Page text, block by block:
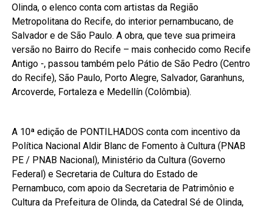
Olinda, o elenco conta com artistas da Região
Metropolitana do Recife, do interior pernambucano, de
Salvador e de São Paulo. A obra, que teve sua primeira
versão no Bairro do Recife – mais conhecido como Recife
Antigo -, passou também pelo Pátio de São Pedro (Centro
do Recife), São Paulo, Porto Alegre, Salvador, Garanhuns,
Arcoverde, Fortaleza e Medellín (Colômbia).
A 10ª edição de PONTILHADOS conta com incentivo da
Política Nacional Aldir Blanc de Fomento à Cultura (PNAB
PE / PNAB Nacional), Ministério da Cultura (Governo
Federal) e Secretaria de Cultura do Estado de
Pernambuco, com apoio da Secretaria de Patrimônio e
Cultura da Prefeitura de Olinda, da Catedral Sé de Olinda,